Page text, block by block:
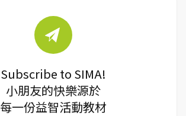
Subscribe to SIMA!
小朋友的快樂源於
每一份益智活動教材